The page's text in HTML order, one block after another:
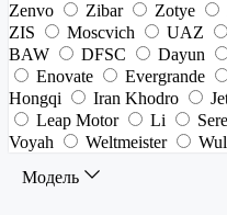
Zenvo
Zibar Zotye
ZIS
Moscvich UAZ
BAW
DFSC Dayun
Enovate
Evergrande
Hongqi
Iran Khodro
Leap Motor
Li
Voyah
Weltmeister
Модель